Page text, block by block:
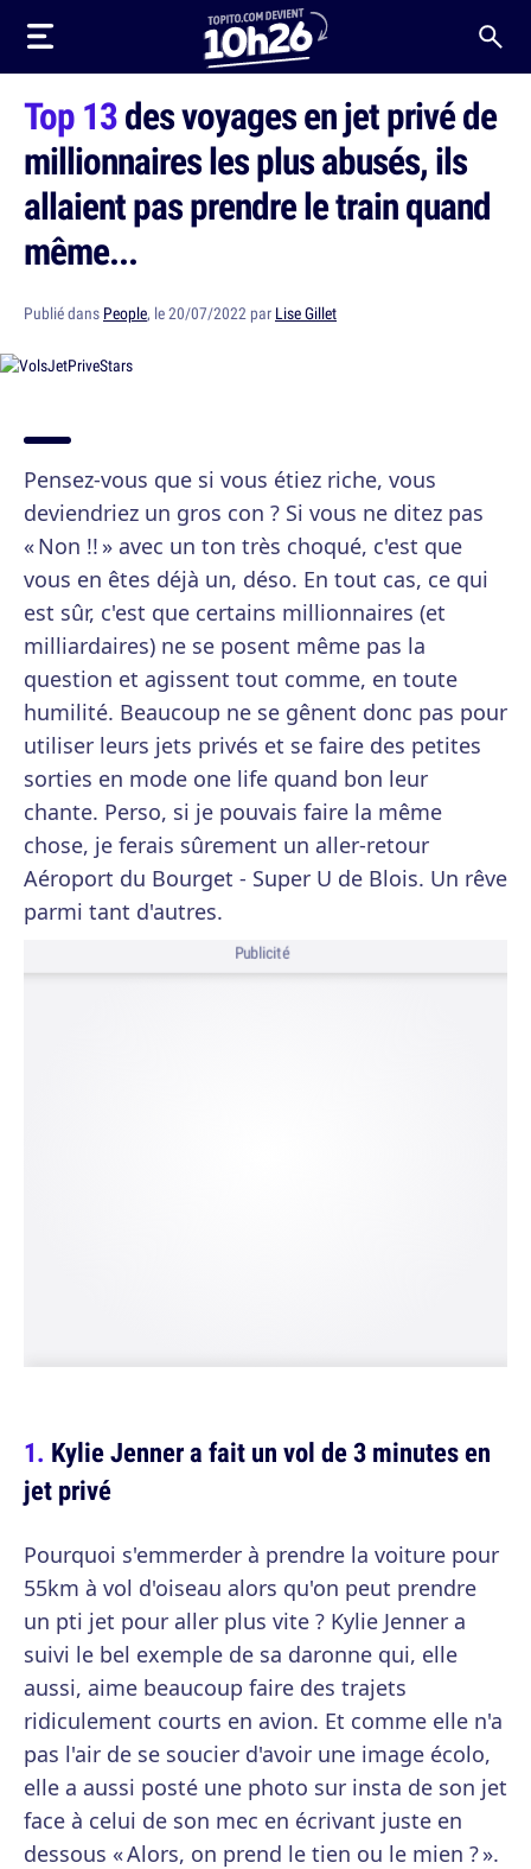
Top 13des voyages en jet privé de
millionnaires les plus abusés, ils
allaient pas prendre le train quand
même...
Publié dans People, le 20/07/2022 par Lise Gillet
Pensez-vous que si vous étiez riche, vous
deviendriez un gros con ? Si vous ne ditez pas
« Non !! » avec un ton très choqué, c'est que
vous en êtes déjà un, déso. En tout cas, ce qui
est sûr, c'est que certains millionnaires (et
milliardaires) ne se posent même pas la
question et agissent tout comme, en toute
humilité. Beaucoup ne se gênent donc pas pour
utiliser leurs jets privés et se faire des petites
sorties en mode one life quand bon leur
chante. Perso, si je pouvais faire la même
chose, je ferais sûrement un aller-retour
Aéroport du Bourget - Super U de Blois. Un rêve
parmi tant d'autres.
Publicité
Kylie Jenner a fait un vol de 3 minutes en
jet privé
Pourquoi s'emmerder à prendre la voiture pour
55km à vol d'oiseau alors qu'on peut prendre
un pti jet pour aller plus vite ? Kylie Jenner a
suivi le bel exemple de sa daronne qui, elle
aussi, aime beaucoup faire des trajets
ridiculement courts en avion. Et comme elle n'a
pas l'air de se soucier d'avoir une image écolo,
elle a aussi posté une photo sur insta de son jet
face à celui de son mec en écrivant juste en
dessous « Alors, on prend le tien ou le mien ? ».